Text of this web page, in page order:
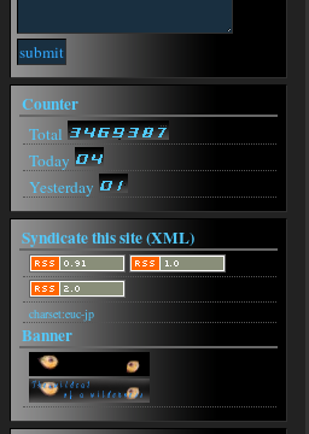
RobinCoeta[26-08-03(月) 15:22]
https://arsenev-art.ru/
RobinCoeta[26-08-03(月) 15:16]
https://arsenev-art.ru/
RobinCoeta[26-08-03(月) 15:08]
https://arsenev-art.ru/
Counter
Total
Today
Yesterday
Syndicate this site (XML)
charset:euc-jp
Banner